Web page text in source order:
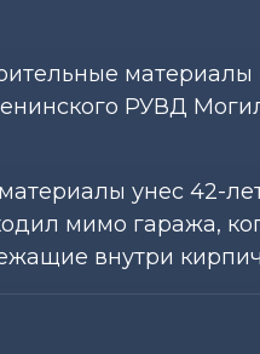
РУВД
унес 42-
мимо гаража,
внутри